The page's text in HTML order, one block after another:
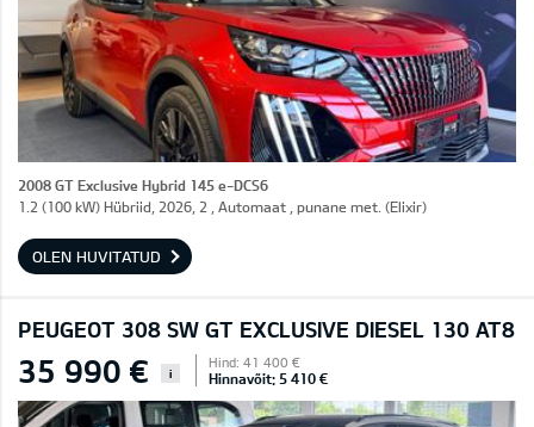
2008 GT Exclusive Hybrid 145 e-DCS6
1.2 (100 kW) Hübriid, 2026, 2 , Automaat , punane met. (Elixir)
OLEN HUVITATUD
PEUGEOT 308 SW GT EXCLUSIVE DIESEL 130 AT8
35 990 € i
Hind: 41 400 €
Hinnavõit: 5 410 €